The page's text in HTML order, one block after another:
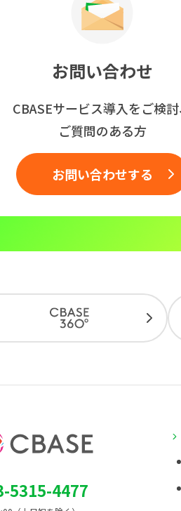
お問い合わせ
CBASEサービス導入をご検討
ご質問のある方
お問い合わせする
5315-4477